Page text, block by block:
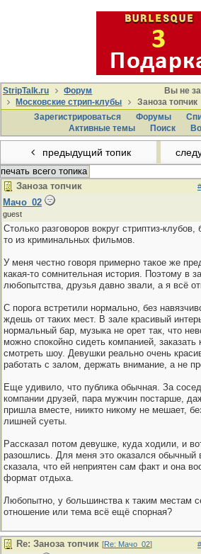
Вы не
StripTalk.ru
Форум
Московские стрип-клубы
Заноза топчик
Зарегистрироваться
Форумы
Активные темы
Поиcк
предыдущий топик
печать всего топика
Заноза топчик
Мачо_02
guest
Столько разговоров вокруг стриптиз-
то из криминальных фильмов.
У меня честно говоря примерно такое же
какая-то сомнительная история. Поэтому в
любопытства, друзья давно звали, а я всё
С порога встретили нормально, без
ждешь от таких мест. В зале красивый
нормальный бар, музыка не орет так, что
можно спокойно сидеть компанией,
смотреть шоу. Девушки реально очень
работать с залом, держать внимание, а не
Еще удивило, что публика обычная. За
компании друзей, пара мужчин постарше,
пришла вместе, ниикто никому не мешает,
лишней суеты.
Рассказал потом девушке, куда ходили, и
разошлись. Для меня это оказался обычный
сказала, что ей неприятен сам факт и она
формат отдыха.
Любопытно, у большинства к таким местам
отношение или тема всё ещё спорная?
Re: Заноза топчик [Re: Мачо_02]